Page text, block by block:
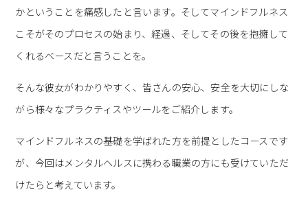
かということを痛感したと言います。そしてマインドフルネス
こそがそのプロセスの始まり、経過、そしてその後を抱擁して
くれるベースだと言うことを。
そんな彼女がわかりやすく、皆さんの安心、安全を大切にしな
がら様々なプラクティスやツールをご紹介します。
マインドフルネスの基礎を学ばれた方を前提としたコースです
が、今回はメンタルヘルスに携わる職業の方にも受けていただ
けたらと考えています。